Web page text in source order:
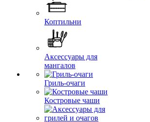
Коптильни
Аксессуары для
мангалов
Гриль-очаги
Костровые чаши